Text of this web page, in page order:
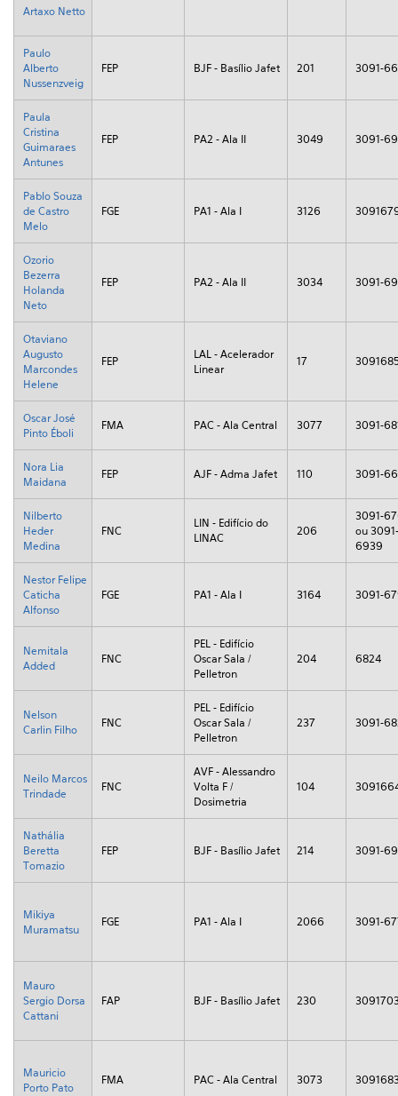
Artaxo Netto
Paulo
Alberto
Nussenzveig
FEP BJF - Basílio Jafet 201 3091-
Paula
Cristina
Guimaraes
Antunes
FEP PA2 - Ala II 3049 3091-
Pablo Souza
de Castro
Melo
FGE PA1 - Ala I 3126
Ozorio
Bezerra
Holanda
Neto
FEP PA2 - Ala II 3034 3091-
Otaviano
Augusto
Marcondes
Helene
FEP
LAL - Acelerador
Linear
17
Oscar José
Pinto Éboli
FMA PAC - Ala Central 3077 3091-
Nora Lia
Maidana
FEP AJF - Adma Jafet 110 3091-
Nilberto
Heder
Medina
FNC
LIN - Edifício do
LINAC
206
3091-
ou 3091-
6939
Nestor Felipe
Caticha
Alfonso
FGE PA1 - Ala I 3164 3091-
Nemitala
Added
FNC
PEL - Edifício
Oscar Sala /
Pelletron
204 6824
Nelson
Carlin Filho
FNC
PEL - Edifício
Oscar Sala /
Pelletron
237 3091-
Neilo Marcos
Trindade
FNC
AVF - Alessandro
Volta F /
Dosimetria
104
Nathália
Beretta
Tomazio
FEP BJF - Basílio Jafet 214 3091-
Mikiya
Muramatsu
FGE PA1 - Ala I 2066 3091-
Mauro
Sergio Dorsa
Cattani
FAP BJF - Basílio Jafet 230
Mauricio
Porto Pato
FMA PAC - Ala Central 3073